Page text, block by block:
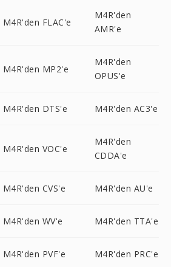
M4R'den FLAC'e
M4R'den
AMR'e
M4R'den MP2'e
M4R'den
OPUS'e
M4R'den DTS'e M4R'den AC3'e
M4R'den VOC'e
M4R'den
CDDA'e
M4R'den CVS'e M4R'den AU'e
M4R'den WV'e M4R'den TTA'e
M4R'den PVF'e M4R'den PRC'e